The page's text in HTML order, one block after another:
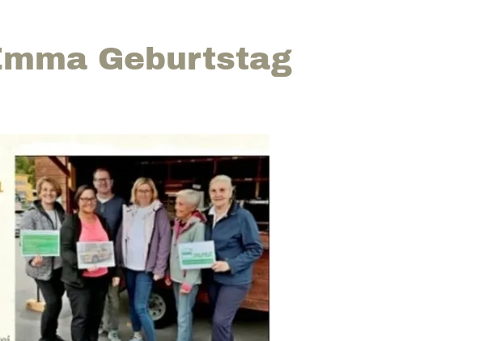
Geburtstag